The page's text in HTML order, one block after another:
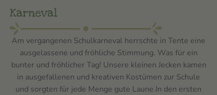
Karneval
Am vergangenen Schulkarneval herrschte in Tente eine
ausgelassene und fröhliche Stimmung. Was für ein
bunter und fröhlicher Tag! Unsere kleinen Jecken kamen
in ausgefallenen und kreativen Kostümen zur Schule
und sorgten für jede Menge gute Laune.In den ersten